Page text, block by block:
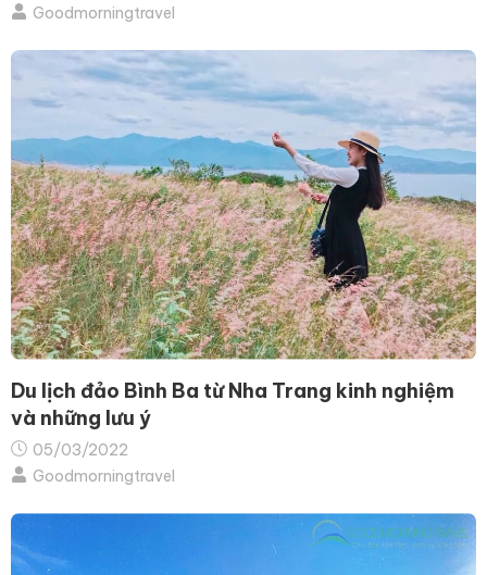
Goodmorningtravel
Du lịch đảo Bình Ba từ Nha Trang kinh nghiệm
và những lưu ý
05/03/2022
Goodmorningtravel